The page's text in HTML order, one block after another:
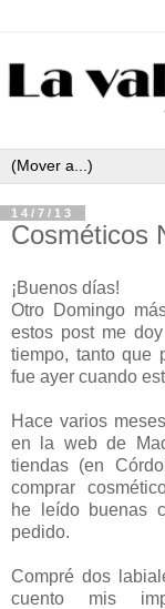
14/7/13
Cosméticos
¡Buenos días!
Otro Domingo
estos post me
tiempo, tanto que
fue ayer cuando
Hace varios
en la web de
tiendas (en
comprar
he leído buenas
pedido.
Compré dos
cuento mis